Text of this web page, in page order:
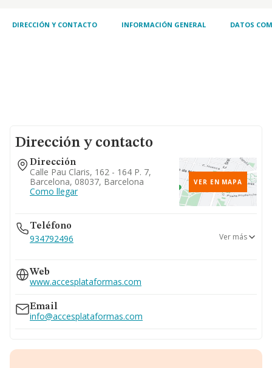
DIRECCIÓN Y CONTACTO INFORMACIÓN GENERAL DATOS
Dirección y contacto
Dirección
Calle Pau Claris, 162 - 164 P. 7,
Barcelona, 08037, Barcelona
Como llegar
VER EN MAPA
Teléfono
934792496
937464430
937234537
937216807
Ver más
Web
www.accesplataformas.com
Email
info@accesplataformas.com